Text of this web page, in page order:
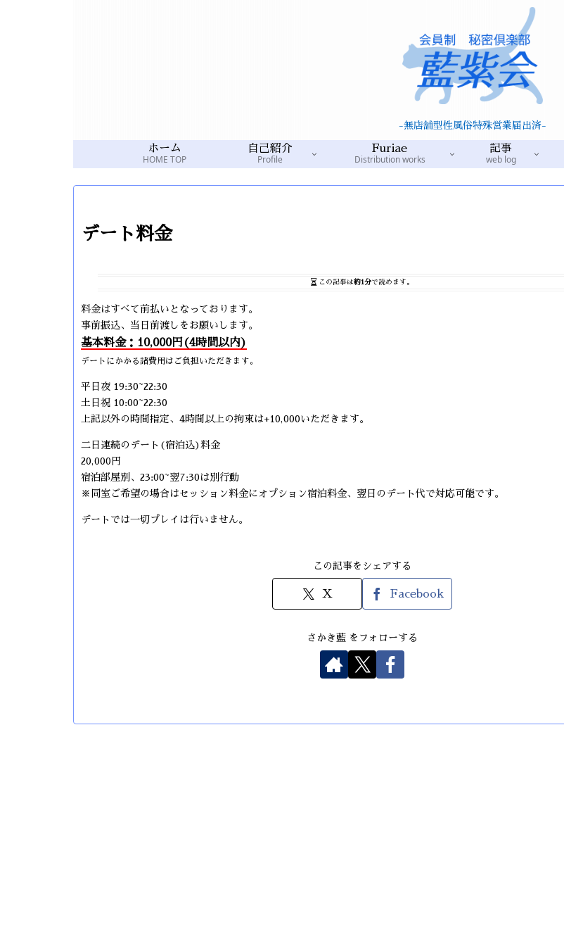
-無店舗型性風俗特殊営業届出済-
ホーム
HOME TOP
自己紹介
Profile
Furiae
Distribution works
記事
web log
デート料金
この記事は約1分で読めます。
料金はすべて前払いとなっております。
事前振込、当日前渡しをお願いします。
基本料金：10,000円(4時間以内)
デートにかかる諸費用はご負担いただきます。
平日夜 19:30~22:30
土日祝 10:00~22:30
上記以外の時間指定、4時間以上の拘束は+10,000いただきます。
二日連続のデート(宿泊込)料金
20,000円
宿泊部屋別、23:00~翌7:30は別行動
※同室ご希望の場合はセッション料金にオプション宿泊料金、翌日のデート代で対応可能です。
デートでは一切プレイは行いません。
この記事をシェアする
X Facebook
さかき藍 をフォローする